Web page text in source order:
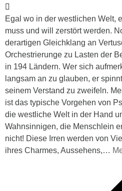
Egal wo in der westlichen Welt,
muss und will zerstört werden.
derartigen Gleichklang an
Orchestrierunge zu Lasten der
in 194 Ländern. Wer sich
langsam an zu glauben, er
seinem Verstand zu zweifeln.
ist das typische Vorgehen von
die westliche Welt in der Hand
Wahnsinnigen, die Menschlein
nicht! Diese Irren werden von
ihres Charmes, Aussehens,…